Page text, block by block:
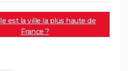
est la ville la plus haute de
France ?